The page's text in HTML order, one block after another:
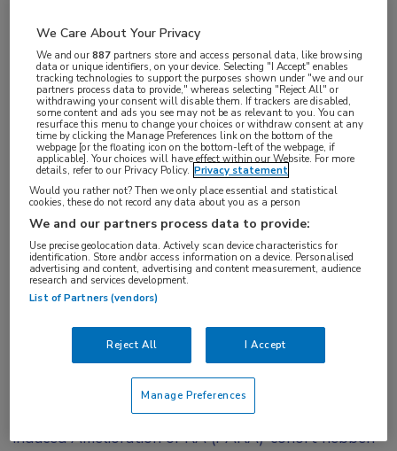
Bij vrouwen met reumatoïde artritis is de tijd tot
zwangerschap (TTP) vaak langer dan bij vrouwen
zonder deze aandoening en zijn de
onvruchtbaarheidspercentages hoger.
Nederlandse onderzoekers vroegen zich af of dat
beter kan. Het antwoord is: ja, een treat-to-
targetstrategie kan de tijd tot conceptie
aanzienlijk verkorten.
Eerdere studies binnen het Nederlandse Pregnancy-
induced Amelioration of RA (PARA)-cohort hebben
Aandachtsgebieden:
Reumatoïde artritis
Tags:
hydroxychloroquine,NSAID,prednison,sulfasalazine,TNF-
remmer,zwangerschap
We Care About Your Privacy
We and our887 partners store and access personal data, like browsing
data or unique identifiers, on your device. Selecting "I Accept" enables
tracking technologies to support the purposes shown under "we and our
partners process data to provide," whereas selecting "Reject All" or
withdrawing your consent will disable them. If trackers are disabled,
some content and ads you see may not be as relevant to you. You can
resurface this menu to change your choices or withdraw consent at any
time by clicking the Manage Preferences link on the bottom of the
webpage [or the floating icon on the bottom-left of the webpage, if
applicable]. Your choices will have effect within our Website. For more
details, refer to our Privacy Policy. Privacy statement
Would you rather not? Then we only place essential and statistical
cookies, these do not record any data about you as a person
We and our partners process data to provide:
Use precise geolocation data. Actively scan device characteristics for
identification. Store and/or access information on a device. Personalised
advertising and content, advertising and content measurement, audience
research and services development.
List of Partners (vendors)
Reject All I Accept
Manage Preferences